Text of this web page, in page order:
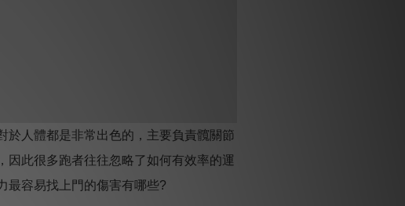
於人體都是非常出色的，主要負責髖關節
因此很多跑者往往忽略了如何有效率的運
最容易找上門的傷害有哪些?